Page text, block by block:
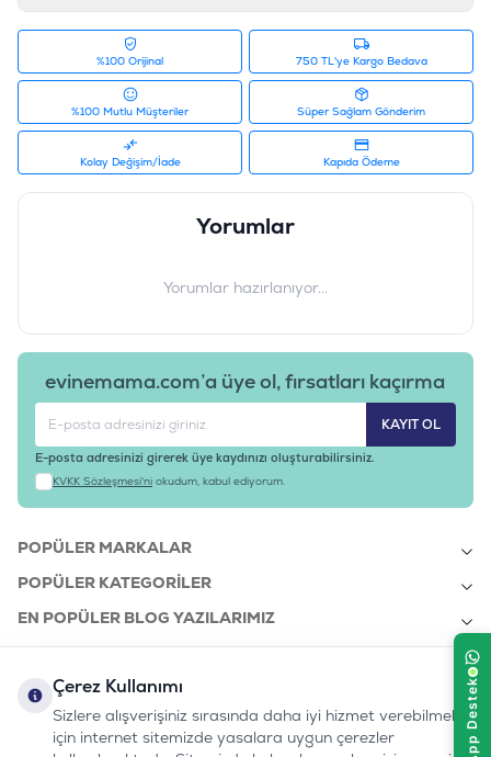
%100 Orijinal 750 TL'ye Kargo Bedava
%100 Mutlu Müşteriler Süper Sağlam Gönderim
Kolay Değişim/İade Kapıda Ödeme
Yorumlar
Yorumlar hazırlanıyor...
evinemama.com’a üye ol, fırsatları kaçırma
KAYIT OL
E-posta adresinizi girerek üye kaydınızı oluşturabilirsiniz.
KVKK Sözleşmesi'ni okudum, kabul ediyorum.
POPÜLER MARKALAR
POPÜLER KATEGORILER
EN POPÜLER BLOG YAZILARIMIZ
KURUMSAL
Çerez Kullanımı
Sizlere alışverişiniz sırasında daha iyi hizmet verebilmek
için internet sitemizde yasalara uygun çerezler